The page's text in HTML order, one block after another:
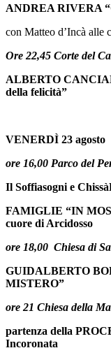
ANDREA RIVERA
con Matteo d’Incà alle
Ore 22,45 Corte del
ALBERTO
della felicità”
VENERDÌ 23 agosto
ore 16,00 Parco del
Il Soffiasogni e
FAMIGLIE “IN
cuore di Arcidosso
ore 18,00 Chiesa di
GUIDALBERTO
MISTERO”
ore 21 Chiesa della
partenza della
Incoronata